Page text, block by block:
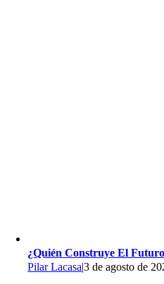
¿Quién Construye El
Pilar Lacasa|3 de agosto de